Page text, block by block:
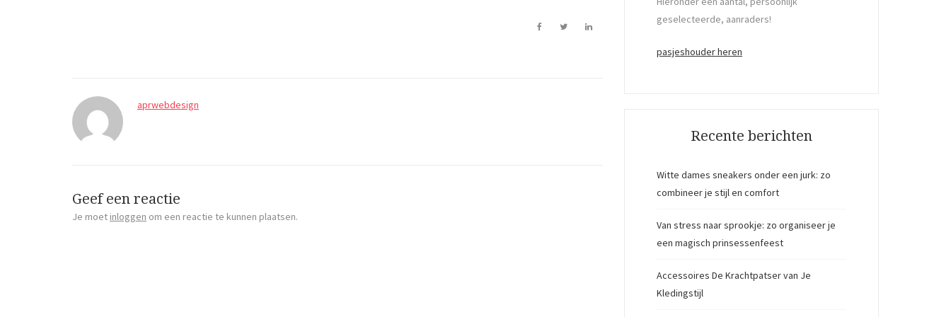
aprwebdesign
Geef een reactie
Je moet inloggen om een reactie te kunnen plaatsen.
geselecteerde, aanraders!
pasjeshouder heren
Recente berichten
Witte dames sneakers onder een jurk: zo
combineer je stijl en comfort
Van stress naar sprookje: zo organiseer je
een magisch prinsessenfeest
Accessoires De Krachtpatser van Je
Kledingstijl